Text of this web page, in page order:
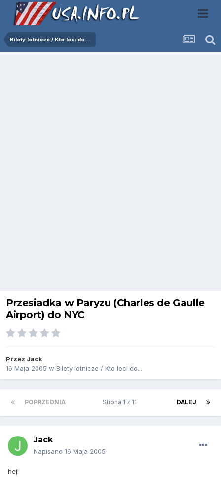
Bilety lotnicze / Kto leci do...
Przesiadka w Paryzu (Charles de Gaulle
Airport) do NYC
Przez Jack
16 Maja 2005 w Bilety lotnicze / Kto leci do...
POPRZEDNIA DALEJ
Strona 1 z 11
Jack
Napisano 16 Maja 2005
hej!